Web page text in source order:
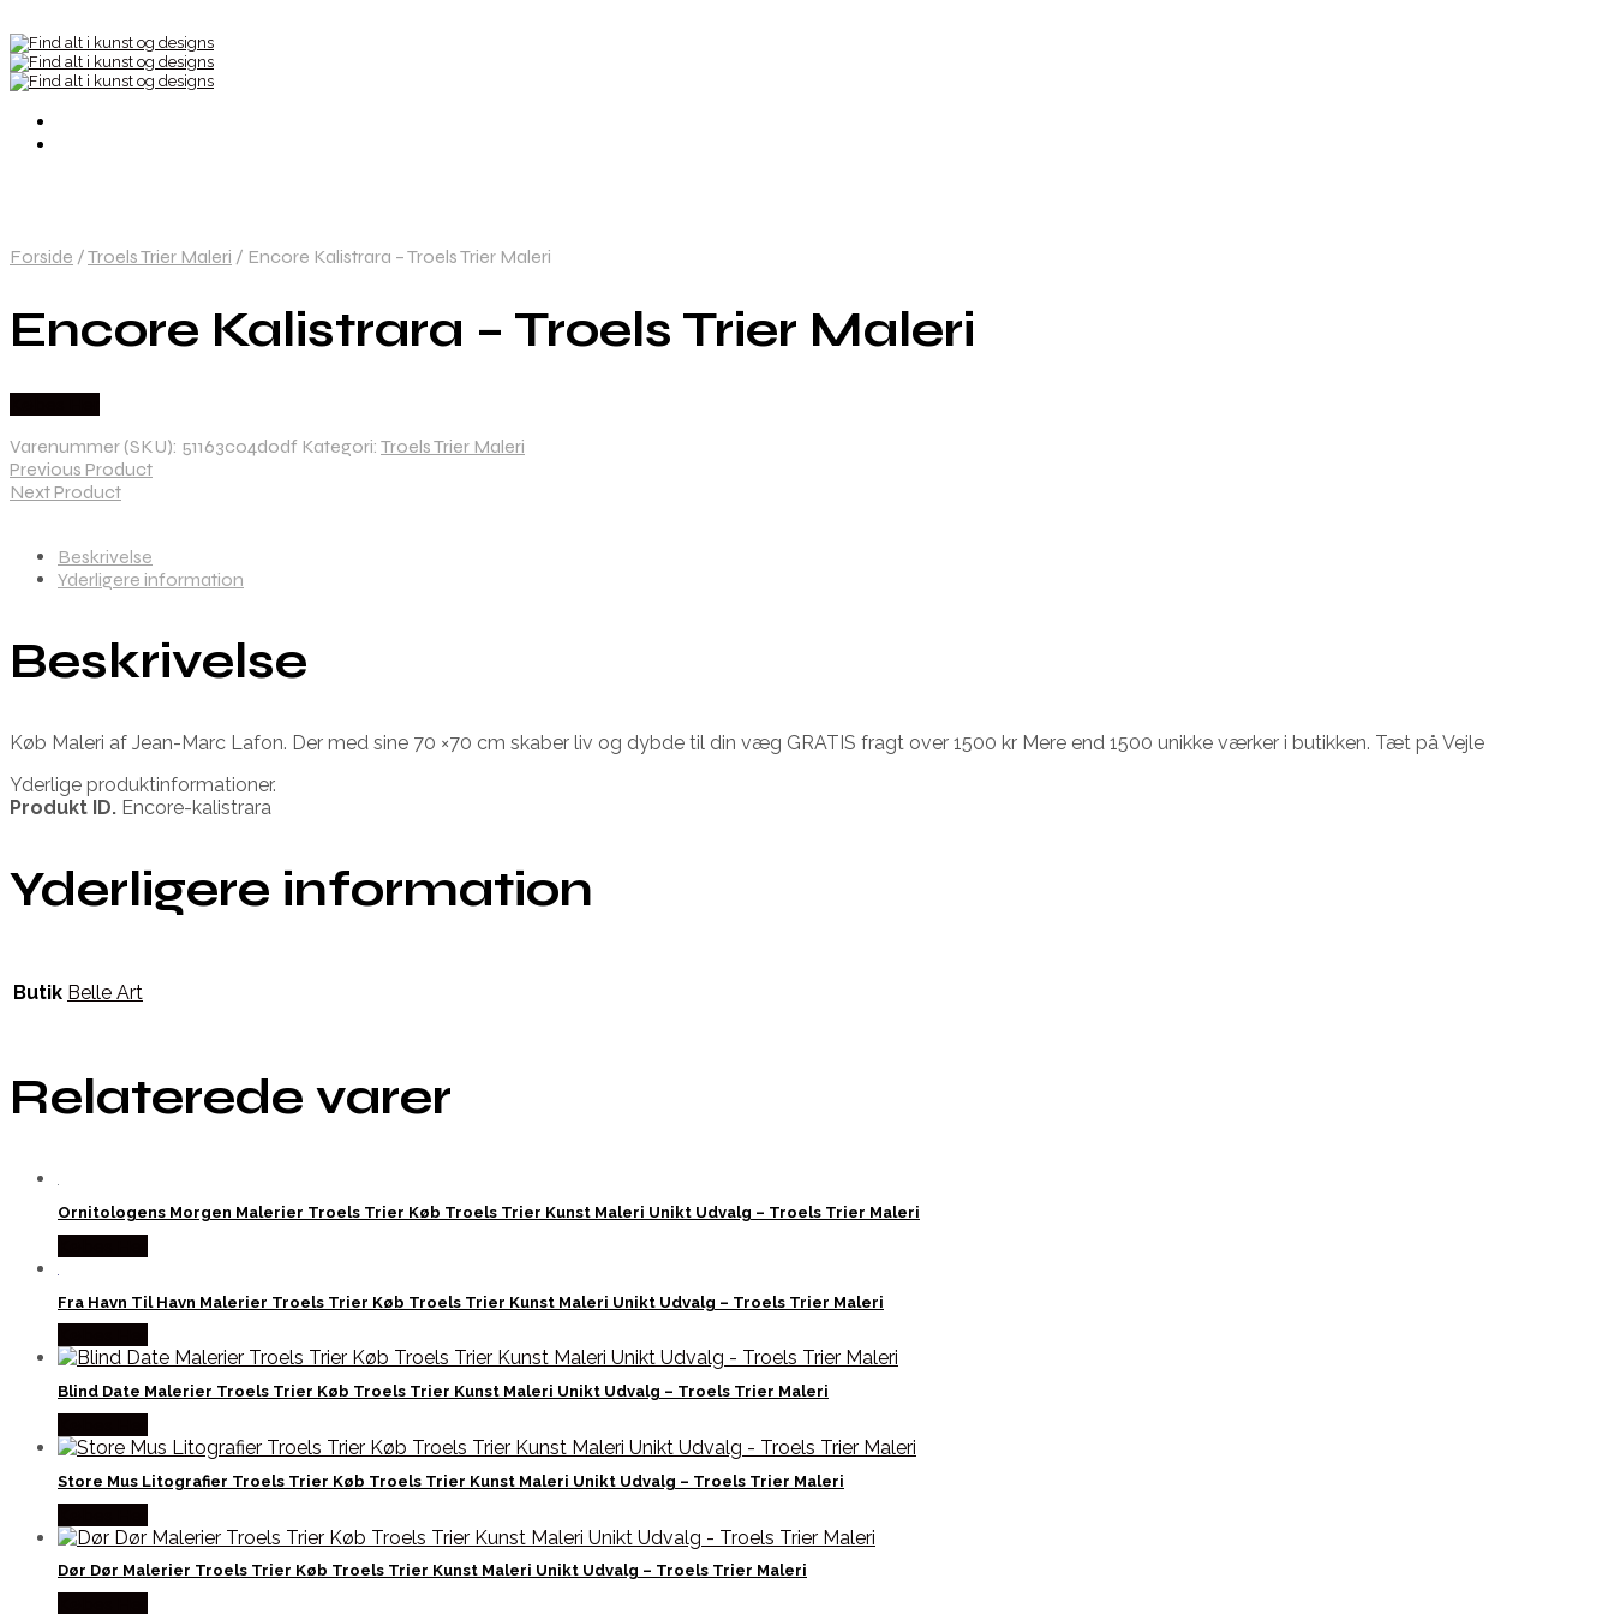
Forside /Troels Trier Maleri / Encore Kalistrara – Troels Trier Maleri
Encore Kalistrara – Troels Trier Maleri
Varenummer (SKU): 51163c04d0df Kategori: Troels Trier Maleri
Previous Product
Next Product
Beskrivelse
Yderligere information
Beskrivelse
Køb Maleri af Jean-Marc Lafon. Der med sine 70 ×70 cm skaber liv og dybde til din væg GRATIS fragt over 1500 kr Mere end 1500 unikke værker i butikken. Tæt på Vejle
Yderlige produktinformationer.
Produkt ID. Encore-kalistrara
Yderligere information
Butik Belle Art
Relaterede varer
Ornitologens Morgen Malerier Troels Trier Køb Troels Trier Kunst Maleri Unikt Udvalg – Troels Trier Maleri
Fra Havn Til Havn Malerier Troels Trier Køb Troels Trier Kunst Maleri Unikt Udvalg – Troels Trier Maleri
Blind Date Malerier Troels Trier Køb Troels Trier Kunst Maleri Unikt Udvalg – Troels Trier Maleri
Store Mus Litografier Troels Trier Køb Troels Trier Kunst Maleri Unikt Udvalg – Troels Trier Maleri
Dør Dør Malerier Troels Trier Køb Troels Trier Kunst Maleri Unikt Udvalg – Troels Trier Maleri